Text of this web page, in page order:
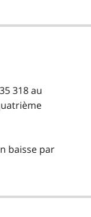
318 au
baisse par